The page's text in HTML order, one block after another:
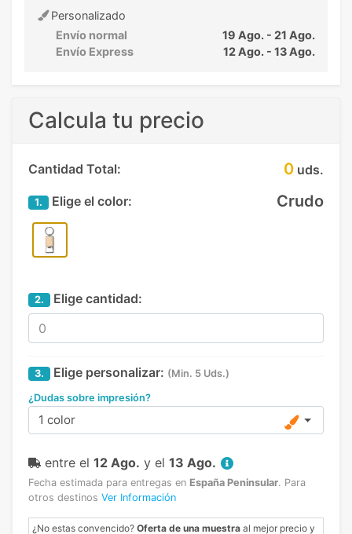
Personalizado
Envío normal
19 Ago. - 21 Ago.
Envío Express
12 Ago. - 13 Ago.
Calcula tu precio
Cantidad Total: 0 uds.
1. Elige el color: Crudo
2. Elige cantidad:
3. Elige personalizar: (Min. 5 Uds.)
¿Dudas sobre impresión?
1 color
entre el 12 Ago. y el 13 Ago.
Fecha estimada para entregas en España Peninsular. Para
otros destinos Ver Información
¿No estas convencido? Oferta de una muestra al mejor precio y